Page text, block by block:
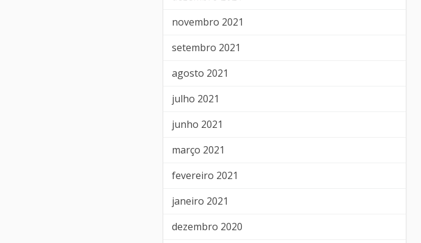
novembro 2021
setembro 2021
agosto 2021
julho 2021
junho 2021
março 2021
fevereiro 2021
janeiro 2021
dezembro 2020